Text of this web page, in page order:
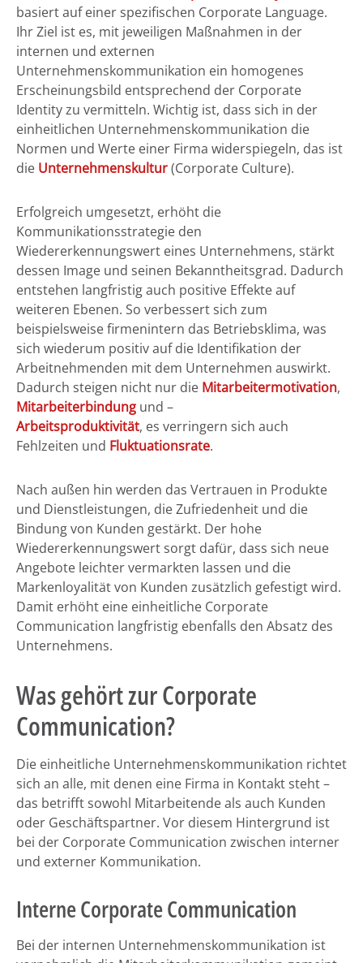
basiert auf einer spezifischen Corporate Language.
Ihr Ziel ist es, mit jeweiligen Maßnahmen in der
internen und externen
Unternehmenskommunikation ein homogenes
Erscheinungsbild entsprechend der Corporate
Identity zu vermitteln. Wichtig ist, dass sich in der
einheitlichen Unternehmenskommunikation die
Normen und Werte einer Firma widerspiegeln, das ist
die Unternehmenskultur(Corporate Culture).
Erfolgreich umgesetzt, erhöht die
Kommunikationsstrategie den
Wiedererkennungswert eines Unternehmens, stärkt
dessen Image und seinen Bekanntheitsgrad. Dadurch
entstehen langfristig auch positive Effekte auf
weiteren Ebenen. So verbessert sich zum
beispielsweise firmenintern das Betriebsklima, was
sich wiederum positiv auf die Identifikation der
Arbeitnehmenden mit dem Unternehmen auswirkt.
Dadurch steigen nicht nur die Mitarbeitermotivation,
Mitarbeiterbindung und –
Arbeitsproduktivität, es verringern sich auch
Fehlzeiten und Fluktuationsrate.
Nach außen hin werden das Vertrauen in Produkte
und Dienstleistungen, die Zufriedenheit und die
Bindung von Kunden gestärkt. Der hohe
Wiedererkennungswert sorgt dafür, dass sich neue
Angebote leichter vermarkten lassen und die
Markenloyalität von Kunden zusätzlich gefestigt wird.
Damit erhöht eine einheitliche Corporate
Communication langfristig ebenfalls den Absatz des
Unternehmens.
Was gehört zur Corporate
Communication?
Die einheitliche Unternehmenskommunikation richtet
sich an alle, mit denen eine Firma in Kontakt steht –
das betrifft sowohl Mitarbeitende als auch Kunden
oder Geschäftspartner. Vor diesem Hintergrund ist
bei der Corporate Communication zwischen interner
und externer Kommunikation.
Interne Corporate Communication
Bei der internen Unternehmenskommunikation ist